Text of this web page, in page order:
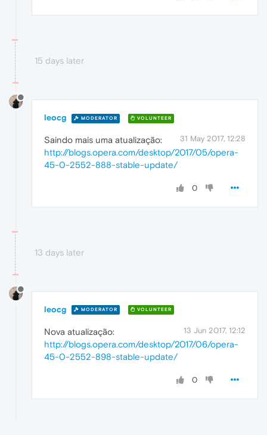
15 days later
leocg MODERATOR VOLUNTEER
31 May 2017, 12:28
Saindo mais uma atualização:
http://blogs.opera.com/desktop/2017/05/opera-
45-0-2552-888-stable-update/
0
13 days later
leocg MODERATOR VOLUNTEER
13 Jun 2017, 12:12
Nova atualização:
http://blogs.opera.com/desktop/2017/06/opera-
45-0-2552-898-stable-update/
0